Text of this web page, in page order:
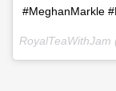
#MeghanMarkle